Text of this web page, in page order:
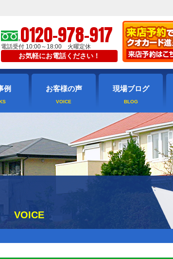
0120-978-917
電話受付 10:00～18:00 火曜定休
お気軽にお電話ください！
例 お客様の声 現場ブログ
VOICE